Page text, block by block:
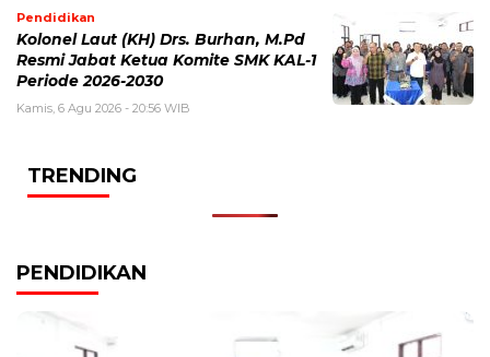
Pendidikan
Kolonel Laut (KH) Drs. Burhan, M.Pd
Resmi Jabat Ketua Komite SMK KAL-1
Periode 2026-2030
Kamis, 6 Agu 2026 - 20:56 WIB
TRENDING
PENDIDIKAN